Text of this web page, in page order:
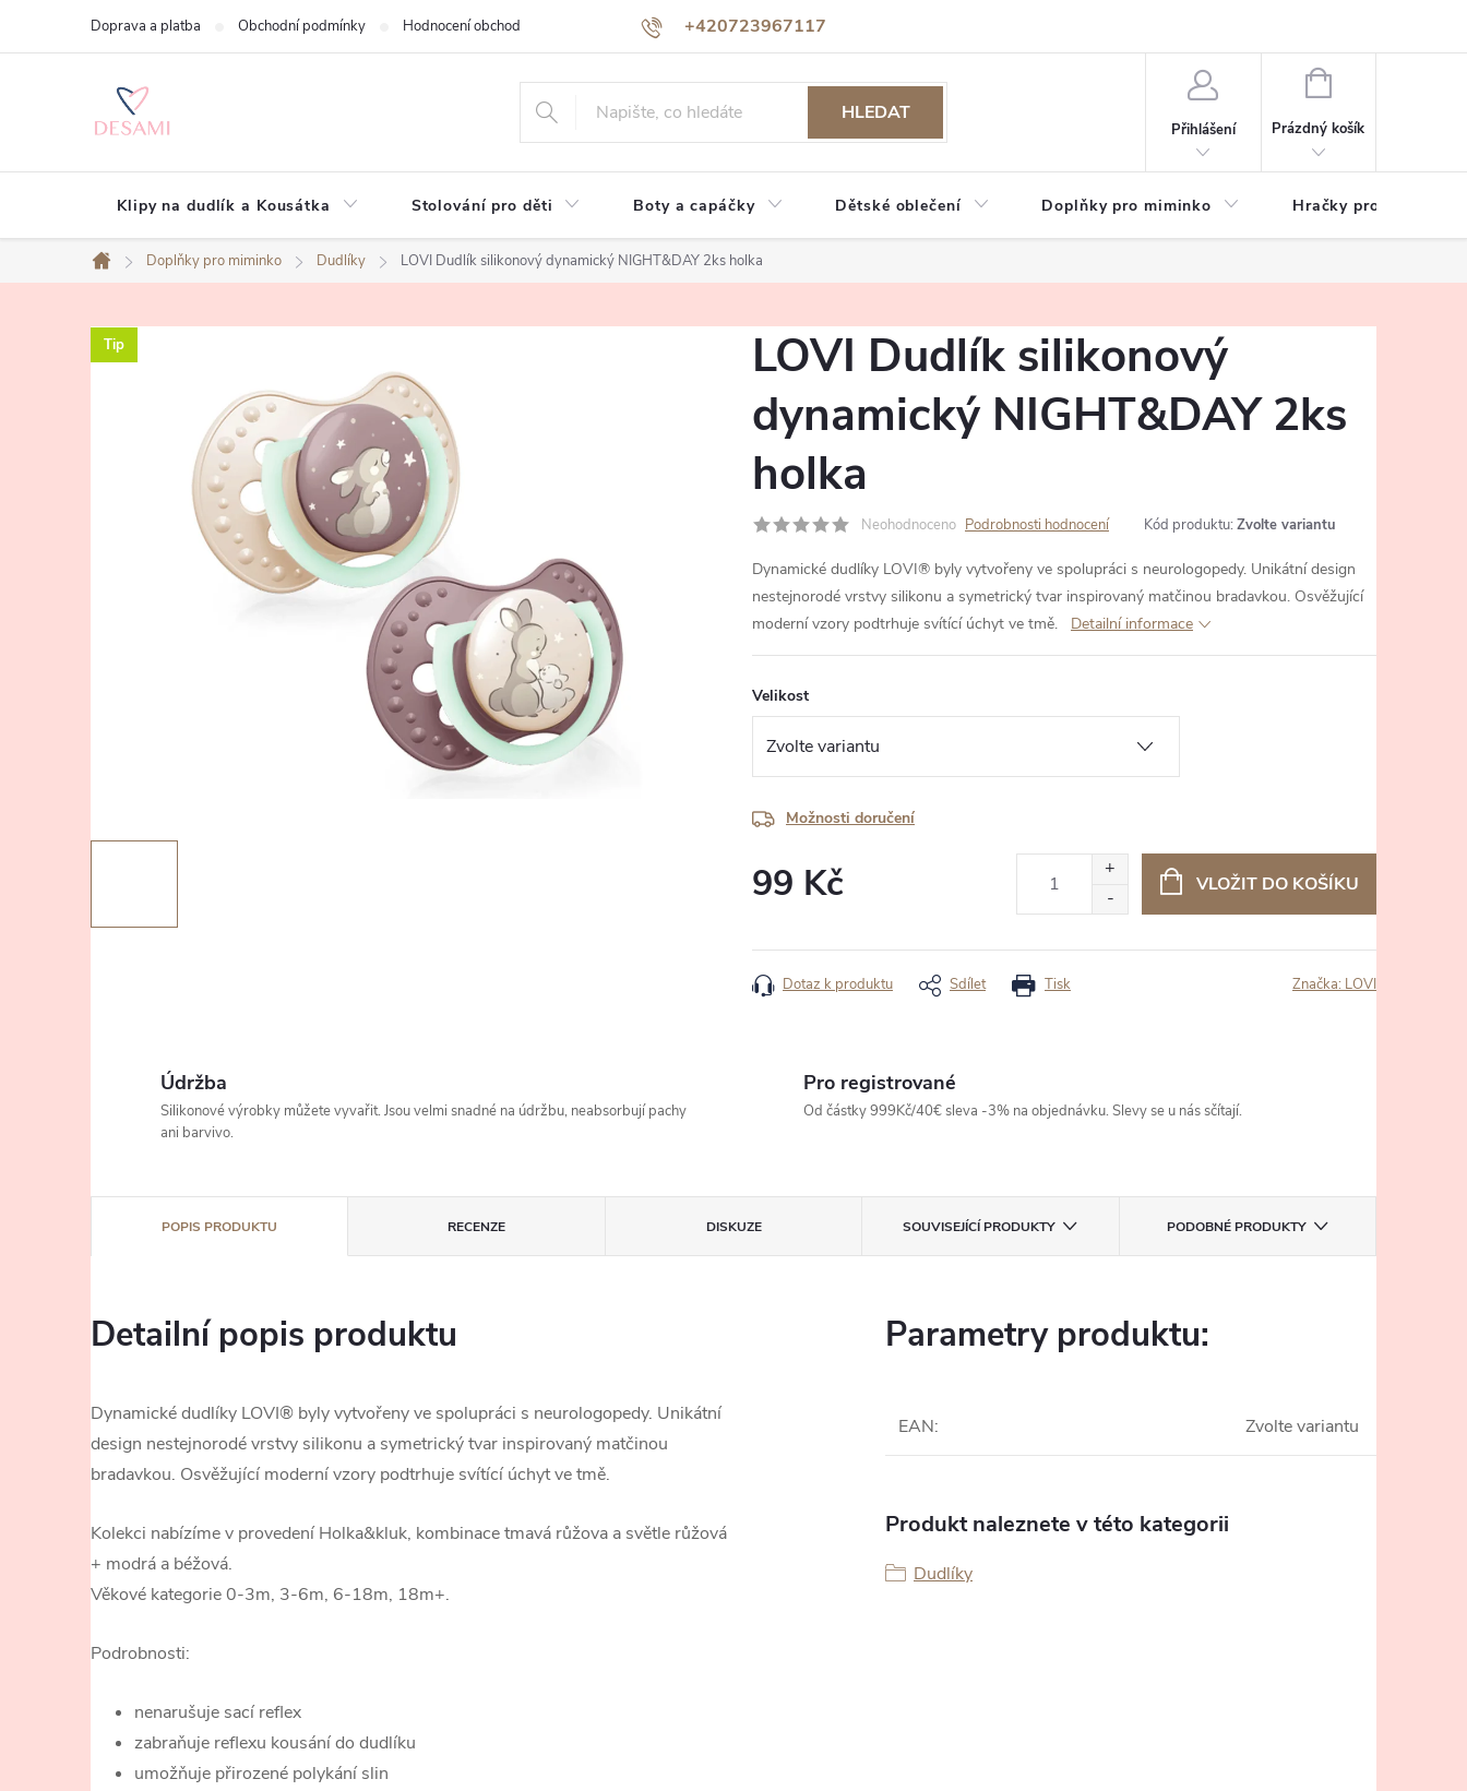
+420723967117
Doprava a platba Obchodní podmínky Hodnocení obchodu Jak nakupovat Reklamace a vrácení zboží
HLEDAT
Přihlášení
NÁKUPNÍ
Prázdný košík
Klipy na dudlík a Kousátka Stolování pro děti Boty a capáčky Dětské oblečení Doplňky pro miminko Hračky pro děti
Domů
Doplňky pro miminko Dudlíky LOVI Dudlík silikonový dynamický NIGHT&DAY 2ks holka
Tip
LOVI Dudlík silikonový
dynamický NIGHT&DAY 2ks
holka
Neohodnoceno Podrobnosti hodnocení Kód produktu: Zvolte variantu
Dynamické dudlíky LOVI® byly vytvořeny ve spolupráci s neurologopedy. Unikátní design
nestejnorodé vrstvy silikonu a symetrický tvar inspirovaný matčinou bradavkou. Osvěžující
moderní vzory podtrhuje svítící úchyt ve tmě.
Detailní informace
Velikost
Možnosti doručení
99 Kč VLOŽIT DO KOŠÍKU
Tisk
Dotaz k produktu Sdílet Značka: LOVI
Údržba
Silikonové výrobky můžete vyvařit. Jsou velmi snadné na údržbu, neabsorbují pachy
ani barvivo.
Pro registrované
Od částky 999Kč/40€ sleva -3% na objednávku. Slevy se u nás sčítají.
POPIS PRODUKTU RECENZE DISKUZE SOUVISEJÍCÍ PRODUKTY PODOBNÉ PRODUKTY
Detailní popis produktu
Dynamické dudlíky LOVI® byly vytvořeny ve spolupráci s neurologopedy. Unikátní
design nestejnorodé vrstvy silikonu a symetrický tvar inspirovaný matčinou
bradavkou. Osvěžující moderní vzory podtrhuje svítící úchyt ve tmě.
Kolekci nabízíme v provedení Holka&kluk, kombinace tmavá růžova a světle růžová
+ modrá a béžová.
Věkové kategorie 0-3m, 3-6m, 6-18m, 18m+.
Podrobnosti:
nenarušuje sací reflex
zabraňuje reflexu kousání do dudlíku
umožňuje přirozené polykání slin
Parametry produktu:
EAN: Zvolte variantu
Produkt naleznete v této kategorii
Dudlíky